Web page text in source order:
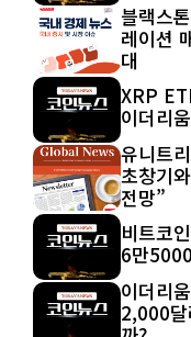
블랙스
레이션
대
XRP
이더리
유니트
초창기
전망”
비트코
6만
이더리
2,000달